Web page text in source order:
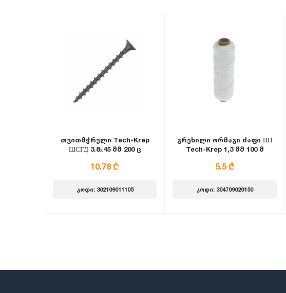
თვითმჭრელი Tech-Krep
ШСГД 3.8х45 მმ 200 ც
10.78 ₾
კოდი: 302109011105
გრეხილი ორმაგი ძაფი ПП
Tech-Krep 1,3 მმ 100 მ
5.5 ₾
კოდი: 304709020150